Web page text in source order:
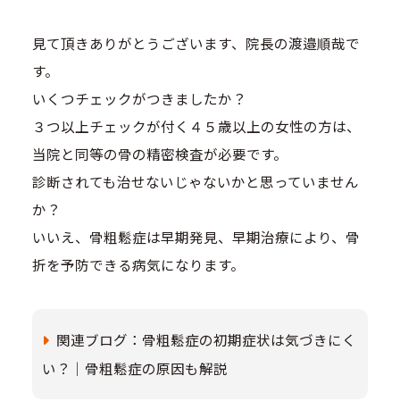
見て頂きありがとうございます、院長の渡邉順哉で
す。
いくつチェックがつきましたか？
３つ以上チェックが付く４５歳以上の女性の方は、
当院と同等の骨の精密検査が必要です。
診断されても治せないじゃないかと思っていません
か？
いいえ、骨粗鬆症は早期発見、早期治療により、骨
折を予防できる病気になります。
関連ブログ：骨粗鬆症の初期症状は気づきにく
い？｜骨粗鬆症の原因も解説